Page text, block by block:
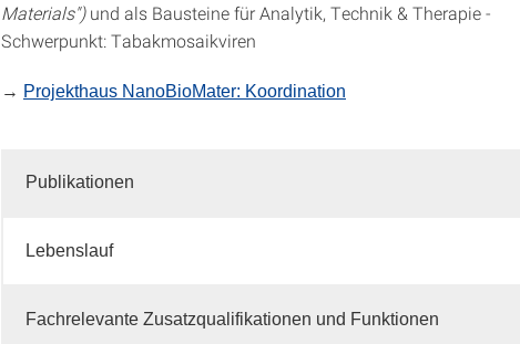
Materials")und als Bausteine für Analytik, Technik & Therapie -
Schwerpunkt: Tabakmosaikviren
→ Projekthaus NanoBioMater: Koordination
Publikationen
Lebenslauf
Fachrelevante Zusatzqualifikationen und Funktionen